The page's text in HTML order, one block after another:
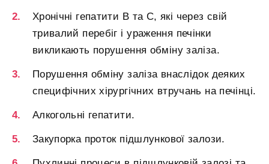
Хронічні гепатити В та С, які через свій
тривалий перебіг і ураження печінки
викликають порушення обміну заліза.
Порушення обміну заліза внаслідок деяких
специфічних хірургічних втручань на печінці.
Алкогольні гепатити.
Закупорка проток підшлункової залози.